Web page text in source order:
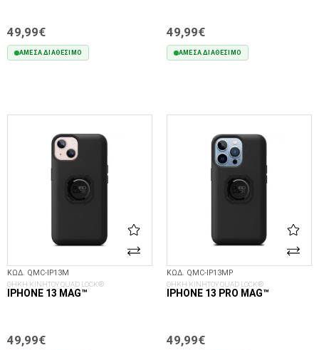
49,99€
ΆΜΕΣΑ ΔΙΑΘΈΣΙΜΟ
49,99€
ΆΜΕΣΑ ΔΙΑΘΈΣΙΜΟ
ΚΩΔ. QMC-IP13M
ΘΗΚΗ ΚΙΝΗΤΟΥ QUAD LOCK®
IPHONE 13 MAG™
49,99€
ΚΩΔ. QMC-IP13MP
ΘΗΚΗ ΚΙΝΗΤΟΥ QUAD LOCK®
IPHONE 13 PRO MAG™
49,99€